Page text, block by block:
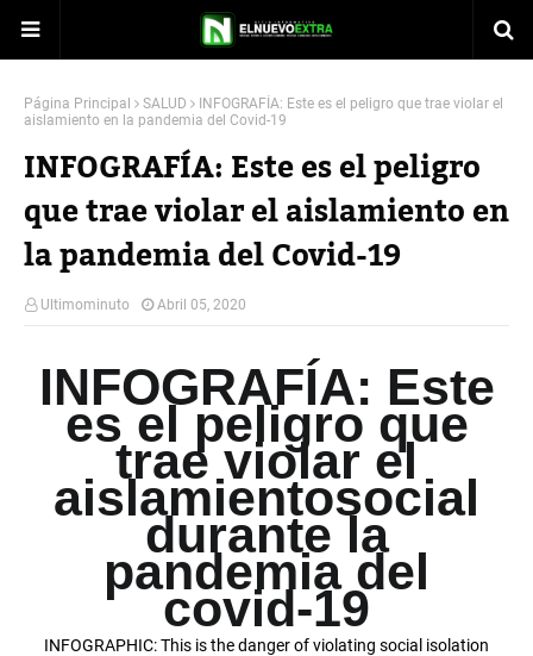
Página Principal SALUD
INFOGRAFÍA: Este es el peligro que trae violar el
aislamiento en la pandemia del Covid-19
INFOGRAFÍA: Este es el peligro
que trae violar el aislamiento en
la pandemia del Covid-19
Ultimominuto Abril 05, 2020
INFOGRAFÍA: Este
es el peligro que
traeviolar el
aislamientosocial
durante la
pandemia del
covid-19
INFOGRAPHIC: This is the danger of violating social isolation